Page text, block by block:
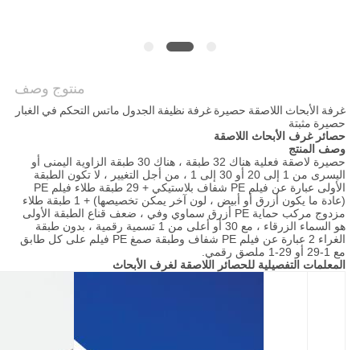
منتوج وصف
غرفة الأبحاث اللاصقة حصيرة غرفة نظيفة الجدول ماتس التحكم في الغبار
حصيرة مثبتة
حصائر غرف الأبحاث اللاصقة
وصف المنتج
حصيرة لاصقة فعلية هناك 32 طبقة ، هناك 30
طبقة الزاوية اليمنى أو
اليسرى من 1 إلى 20 أو 30 إلى 1 ، من أجل التغيير ، لا تكون الطبقة
الأولى عبارة عن فيلم PE شفاف بلاستيكي + 29 طبقة طلاء فيلم PE
(عادة ما يكون أزرق أو أبيض ، لون آخر
يمكن تخصيصها) + 1 طبقة طلاء
مزدوج مركب حماية PE أزرق سماوي وفي ، ضعف قناع الطبقة الأولى
هو السماء الزرقاء ، مع 30 أو أعلى من 1 تسمية رقمية ، بدون طبقة
الغراء 2 عبارة عن فيلم PE شفاف وطبقة صمغ PE فيلم على كل طابق
مع 1-29 أو 29-1 ملصق رقمي.
المعلمات التفصيلية للحصائر اللاصقة لغرف الأبحاث